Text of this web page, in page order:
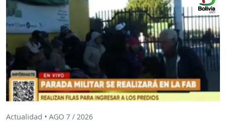
Actualidad • AGO 7 / 2026